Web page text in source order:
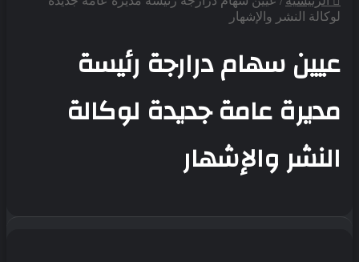
لوكالة النشر والإشهار
عيين سهام درارجة رئيسة
مديرة عامة جديدة لوكالة
النشر والإشهار